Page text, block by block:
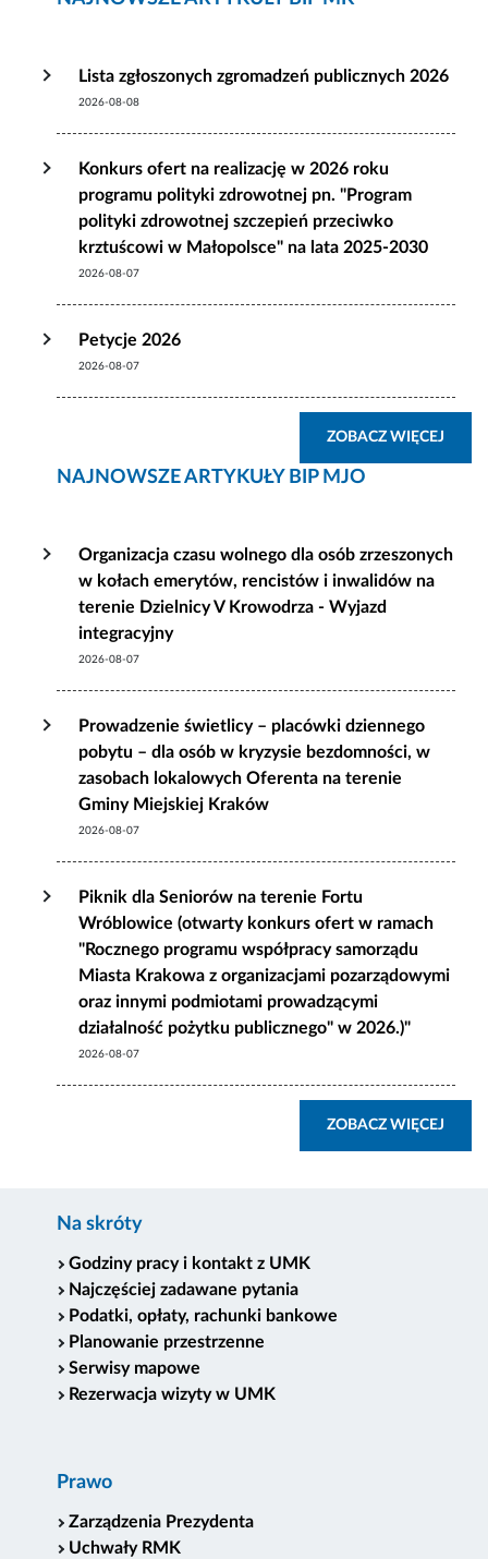
Lista zgłoszonych zgromadzeń publicznych 2026
2026-08-08
Konkurs ofert na realizację w 2026 roku
programu polityki zdrowotnej pn. "Program
polityki zdrowotnej szczepień przeciwko
krztuścowi w Małopolsce" na lata 2025-2030
2026-08-07
Petycje 2026
2026-08-07
ZOBACZ WIĘCEJ
NAJNOWSZE ARTYKUŁY BIP MJO
Organizacja czasu wolnego dla osób zrzeszonych
w kołach emerytów, rencistów i inwalidów na
terenie Dzielnicy V Krowodrza - Wyjazd
integracyjny
2026-08-07
Prowadzenie świetlicy – placówki dziennego
pobytu – dla osób w kryzysie bezdomności, w
zasobach lokalowych Oferenta na terenie
Gminy Miejskiej Kraków
2026-08-07
Piknik dla Seniorów na terenie Fortu
Wróblowice (otwarty konkurs ofert w ramach
"Rocznego programu współpracy samorządu
Miasta Krakowa z organizacjami pozarządowymi
oraz innymi podmiotami prowadzącymi
działalność pożytku publicznego" w 2026.)"
2026-08-07
ZOBACZ WIĘCEJ
Na skróty
Godziny pracy i kontakt z UMK
Najczęściej zadawane pytania
Podatki, opłaty, rachunki bankowe
Planowanie przestrzenne
Serwisy mapowe
Rezerwacja wizyty w UMK
Prawo
Zarządzenia Prezydenta
Uchwały RMK